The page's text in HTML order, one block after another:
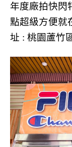
年度廠拍快閃
點超級方便就
址 : 桃園蘆竹